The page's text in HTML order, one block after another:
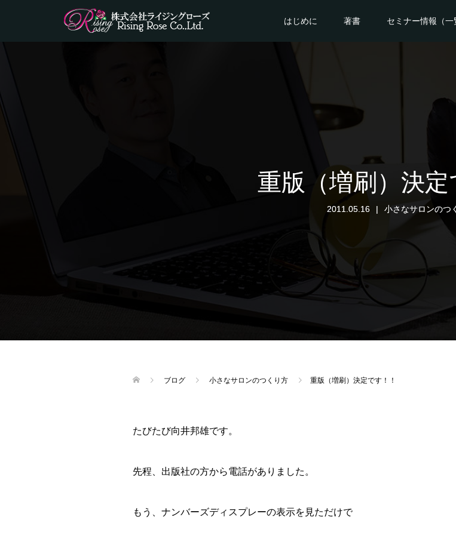
はじめに 著書 セミナー情報（一
重版（増刷）決
2011.05.16 小さなサロンのつ
ブログ 小さなサロンのつくり方 重版（増刷）決定です！！
たびたび向井邦雄です。
先程、出版社の方から電話がありました。
もう、ナンバーズディスプレーの表示を見ただけで